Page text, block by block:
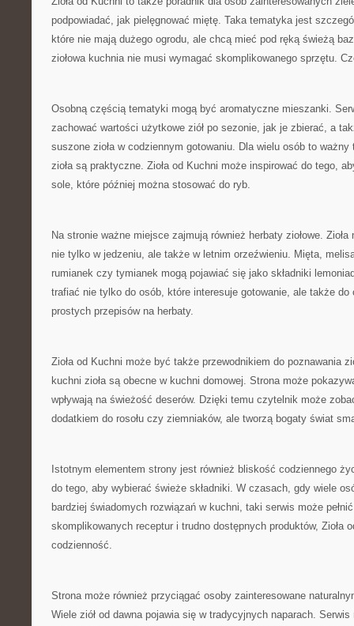
podpowiadać, jak pielęgnować miętę. Taka tematyka jest
które nie mają dużego ogrodu, ale chcą mieć pod ręką świeżą
ziołowa kuchnia nie musi wymagać skomplikowanego sprzętu.
Osobną częścią tematyki mogą być aromatyczne mieszanki.
zachować wartości użytkowe ziół po sezonie, jak je zbierać, a
suszone zioła w codziennym gotowaniu. Dla wielu osób to
zioła są praktyczne. Zioła od Kuchni może inspirować do tego,
sole, które później można stosować do ryb.
Na stronie ważne miejsce zajmują również herbaty ziołowe.
nie tylko w jedzeniu, ale także w letnim orzeźwieniu. Mięta,
rumianek czy tymianek mogą pojawiać się jako składniki
trafiać nie tylko do osób, które interesuje gotowanie, ale także
prostych przepisów na herbaty.
Zioła od Kuchni może być także przewodnikiem do poznawania
kuchni zioła są obecne w kuchni domowej. Strona może
wpływają na świeżość deserów. Dzięki temu czytelnik może
dodatkiem do rosołu czy ziemniaków, ale tworzą bogaty świat
Istotnym elementem strony jest również bliskość codziennego
do tego, aby wybierać świeże składniki. W czasach, gdy wiele
bardziej świadomych rozwiązań w kuchni, taki serwis może
skomplikowanych receptur i trudno dostępnych produktów, Zioła
codzienność.
Strona może również przyciągać osoby zainteresowane
Wiele ziół od dawna pojawia się w tradycyjnych naparach.